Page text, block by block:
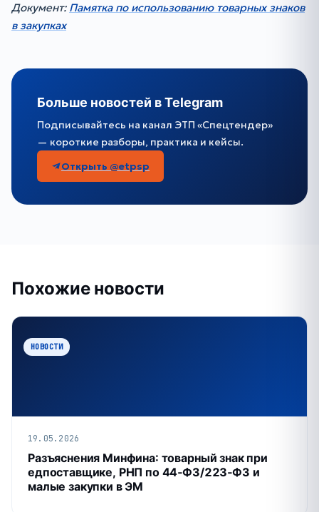
Документ: Памятка по использованию товарных знаков
в закупках
Больше новостей в Telegram
Подписывайтесь на канал ЭТП «Спецтендер»
— короткие разборы, практика и кейсы.
Открыть @etpsp
Похожие новости
НОВОСТИ
19.05.2026
Разъяснения Минфина: товарный знак при
едпоставщике, РНП по 44‑ФЗ/223‑ФЗ и
малые закупки в ЭМ